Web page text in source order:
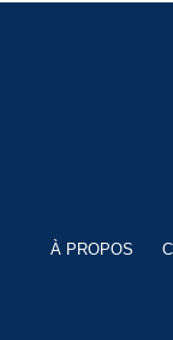
À PROPOS